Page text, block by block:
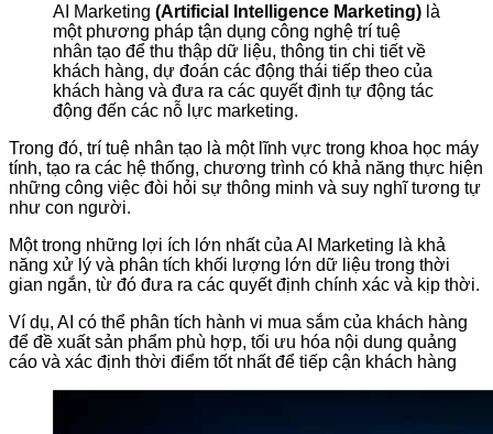
AI Marketing (Artificial Intelligence Marketing) là
một phương pháp tận dụng công nghệ trí tuệ
nhân tạo để thu thập dữ liệu, thông tin chi tiết về
khách hàng, dự đoán các động thái tiếp theo của
khách hàng và đưa ra các quyết định tự động tác
động đến các nỗ lực marketing.
Trong đó, trí tuệ nhân tạo là một lĩnh vực trong khoa học máy
tính, tạo ra các hệ thống, chương trình có khả năng thực hiện
những công việc đòi hỏi sự thông minh và suy nghĩ tương tự
như con người.
Một trong những lợi ích lớn nhất của AI Marketing là khả
năng xử lý và phân tích khối lượng lớn dữ liệu trong thời
gian ngắn, từ đó đưa ra các quyết định chính xác và kịp thời.
Ví dụ, AI có thể phân tích hành vi mua sắm của khách hàng
để đề xuất sản phẩm phù hợp, tối ưu hóa nội dung quảng
cáo và xác định thời điểm tốt nhất để tiếp cận khách hàng